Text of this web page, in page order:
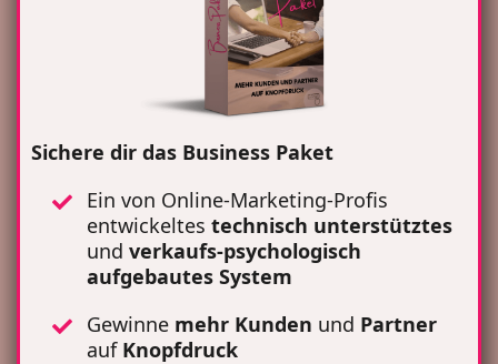
Sichere dir das Business Paket
Ein von Online-Marketing-Profis
entwickeltes technisch unterstütztes
und verkaufs-psychologisch
aufgebautes System
Gewinne mehr Kunden und Partner
auf Knopfdruck